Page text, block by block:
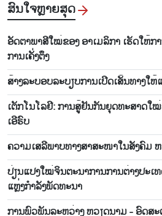
ສົນ​ໃຈ​ຫຼາຍ​ສຸດ
ອັດ​ຕາ​ພາ​ສີ​ໃໝ່​ຂອງ ອາ​ເມ​ລິ​ກາ​ ເຮັດ​ໃຫ້​
ການ​ເຄັ່ງ​ຕຶງ
ສ້າງ​ລະ​ບອບ​ລະ​ບຽບ​ການ​ເປີດ​ເສັ້ນ​ທາງ​ໃ
ເຕັກ​ໂນ​ໂລ​ຢີ: ການ​ສູ້​ຢັນ​ກັນ​ຍຸດ​ທະ​ສາດ​ໃ
ເອີ​ຣົບ
ຄວາມ​ເສ​ລີ​ພາບ​ທາງສາ​ສະ​ໜາ​ໃນ​ສັງ​ຄົມ
ປ່ຽນແປງໃໝ່ຈິນຕະນາການການຕ່າງປະເ
ແຫຼ່ງກຳລັງພັດທະນາ
ການພົວພັນລະຫວ່າງ ຫວຽດນາມ - ອົດສະ